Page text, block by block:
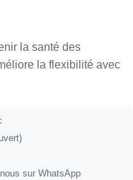
la santé des
la flexibilité avec
sur WhatsApp